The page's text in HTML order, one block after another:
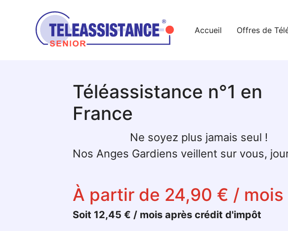
Accueil Offres de
Téléassistance n°1 en
France
Ne soyez plus jamais seul !
Nos Anges Gardiens veillent sur vous,
À partir de 24,90 € / mois
Soit 12,45 € / mois après crédit d'impôt